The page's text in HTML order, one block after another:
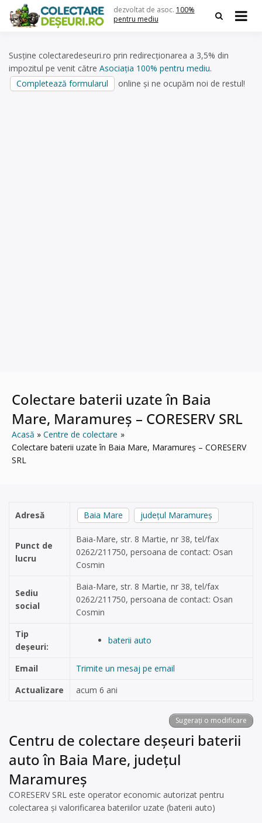
content
dezvoltat de asoc. 100%
pentru mediu
Susține colectaredeseuri.ro prin redirecționarea a 3,5% din
impozitul pe venit către Asociația 100% pentru mediu.
Completează formularul
online și ne ocupăm noi de restul!
Colectare baterii uzate în Baia
Mare, Maramureș – CORESERV SRL
Acasă
Centre de colectare
Colectare baterii uzate în Baia Mare, Maramureș – CORESERV
SRL
Adresă Baia Mare județul Maramureș
Punct de
lucru
Baia-Mare, str. 8 Martie, nr 38, tel/fax
0262/211750, persoana de contact: Osan
Cosmin
Sediu
social
Baia-Mare, str. 8 Martie, nr 38, tel/fax
0262/211750, persoana de contact: Osan
Cosmin
Tip
deșeuri:
baterii auto
Email
Trimite un mesaj pe email
Actualizare
acum 6 ani
Sugerați o modificare
Centru de colectare deșeuri baterii
auto în Baia Mare, județul
Maramureș
CORESERV SRL este operator economic autorizat pentru
colectarea și valorificarea bateriilor uzate (baterii auto)